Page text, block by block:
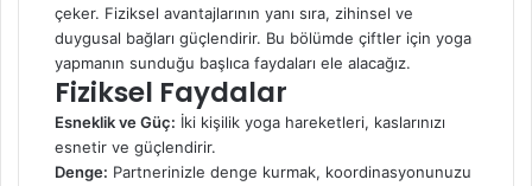
çeker. Fiziksel avantajlarının yanı sıra, zihinsel ve
duygusal bağları güçlendirir. Bu bölümde çiftler için yoga
yapmanın sunduğu başlıca faydaları ele alacağız.
Fiziksel Faydalar
Esneklik ve Güç: İki kişilik yoga hareketleri, kaslarınızı
esnetir ve güçlendirir.
Denge: Partnerinizle denge kurmak, koordinasyonunuzu